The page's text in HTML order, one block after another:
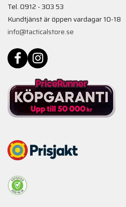
Tel. 0912 - 303 53
Kundtjänst är öppen vardagar 10-18
info@tacticalstore.se